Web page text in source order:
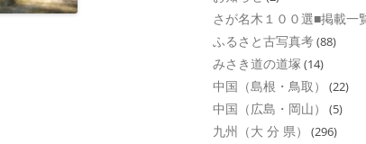
さが名木１００選■掲載一
ふるさと古写真考(88)
みさき道の道塚 (14)
中国（島根・鳥取） (22)
中国（広島・岡山） (5)
九州（大 分 県） (296)